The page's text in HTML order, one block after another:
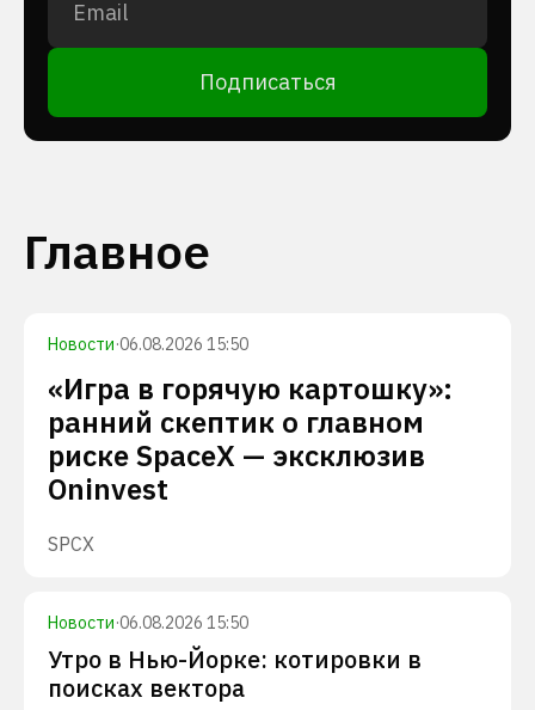
Подписаться
Главное
Новости·06.08.2026 15:50
«Игра в горячую картошку»:
ранний скептик о главном
риске SpaceX — эксклюзив
Oninvest
SPCX
Новости·06.08.2026 15:50
Утро в Нью-Йорке: котировки в
поисках вектора